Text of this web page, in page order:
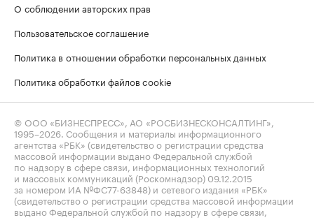
О соблюдении авторских прав
Пользовательское соглашение
Политика в отношении обработки персональных данных
Политика обработки файлов cookie
© ООО «БИЗНЕСПРЕСС», АО «РОСБИЗНЕСКОНСАЛТИНГ»,
1995–2026. Сообщения и материалы информационного
агентства «РБК» (свидетельство о регистрации средства
массовой информации выдано Федеральной службой
по надзору в сфере связи, информационных технологий
и массовых коммуникаций (Роскомнадзор) 09.12.2015
за номером ИА №ФС77-63848) и сетевого издания «РБК»
(свидетельство о регистрации средства массовой информации
выдано Федеральной службой по надзору в сфере связи,